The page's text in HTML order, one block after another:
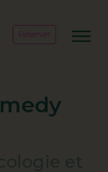
Réserver